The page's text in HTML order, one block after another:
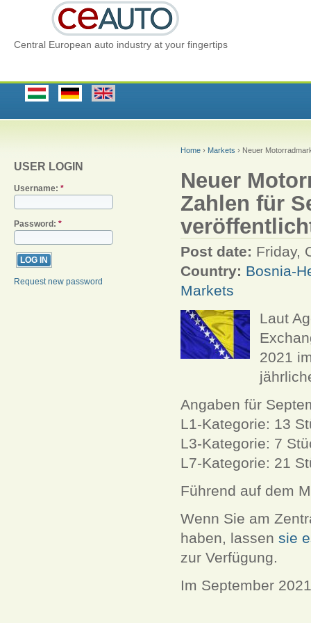
Central European auto industry at your fingertips
USER LOGIN
Username: *
Password: *
Request new password
Home › Markets › Neuer
Neuer
Zahlen für
Post date: Friday,
Country: Bosnia-
Markets
Laut
2021
Angaben für
L1-Kategorie: 13
L3-Kategorie: 7
L7-Kategorie: 21
Führend auf dem
Wenn Sie am
haben, lassen sie
zur Verfügung.
Im September